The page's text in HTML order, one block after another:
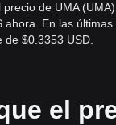
de UMA
ahora. En las
de $0.3353 USD.
el